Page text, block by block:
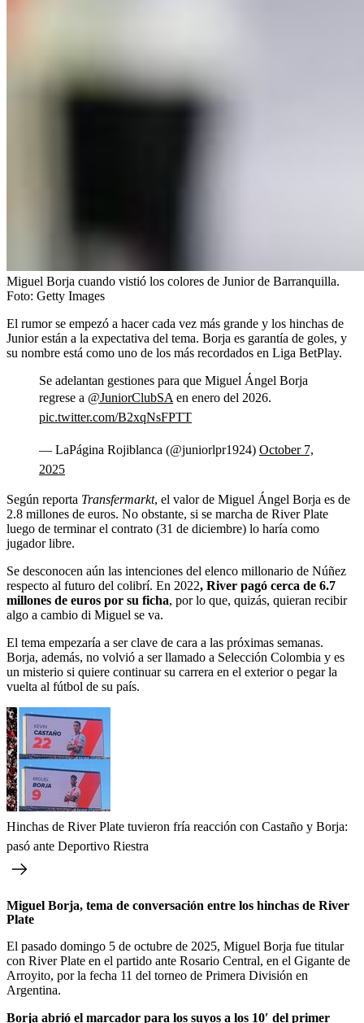
Miguel Borja cuando vistió los colores de Junior de Barranquilla.
Foto: Getty Images
El rumor se empezó a hacer cada vez más grande y los hinchas de
Junior están a la expectativa del tema. Borja es garantía de goles, y
su nombre está como uno de los más recordados en Liga BetPlay.
Se adelantan gestiones para que Miguel Ángel Borja
regrese a @JuniorClubSA en enero del 2026.
pic.twitter.com/B2xqNsFPTT
— LaPágina Rojiblanca (@juniorlpr1924) October 7,
2025
Según reporta Transfermarkt, el valor de Miguel Ángel Borja es de
2.8 millones de euros. No obstante, si se marcha de River Plate
luego de terminar el contrato (31 de diciembre) lo haría como
jugador libre.
Se desconocen aún las intenciones del elenco millonario de Núñez
respecto al futuro del colibrí. En 2022, River pagó cerca de 6.7
millones de euros por su ficha, por lo que, quizás, quieran recibir
algo a cambio di Miguel se va.
El tema empezaría a ser clave de cara a las próximas semanas.
Borja, además, no volvió a ser llamado a Selección Colombia y es
un misterio si quiere continuar su carrera en el exterior o pegar la
vuelta al fútbol de su país.
Hinchas de River Plate tuvieron fría reacción con Castaño y Borja:
pasó ante Deportivo Riestra
Miguel Borja, tema de conversación entre los hinchas de River
Plate
El pasado domingo 5 de octubre de 2025, Miguel Borja fue titular
con River Plate en el partido ante Rosario Central, en el Gigante de
Arroyito, por la fecha 11 del torneo de Primera División en
Argentina.
Borja abrió el marcador para los suyos a los 10′ del primer